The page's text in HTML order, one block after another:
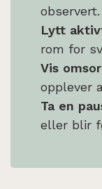
observert.
Lytt
rom for
Vis
opplever
Ta en
eller blir